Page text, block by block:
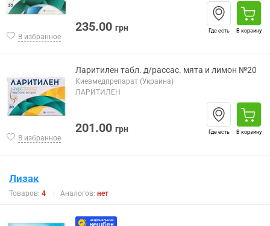
В избранное
235.00 грн Где есть В корзину
В избранное
Ларитилен табл. д/рассас. мята и лимон №20
Киевмедпрепарат (Украина)
ЛАРИТИЛЕН
201.00 грн Где есть В корзину
Лизак
Товаров: 4 Аналогов: нет